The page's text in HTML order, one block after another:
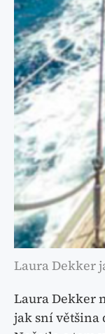
Laura Dekker
Laura Dekker
jak sní většina